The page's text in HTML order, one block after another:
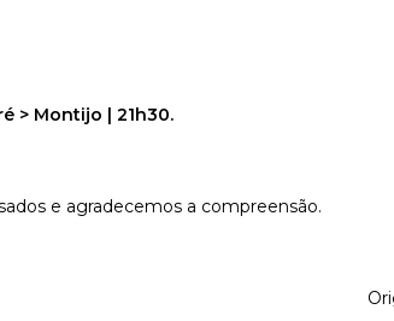
> Montijo | 21h30.
e agradecemos a compreensão.